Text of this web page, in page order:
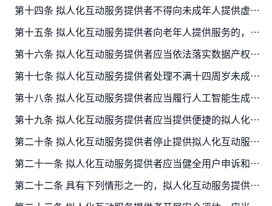
第十四条 拟人化互动服务提供者不得向未成年人提供虚拟亲属、虚拟伴侣等虚拟亲密关系的服务；向不满十四周岁未成年人提供其他拟人化互动服务的，应当取得未成年人的父母或者其他监护…
第十五条 拟人化互动服务提供者向老年人提供服务的，应当加强对老年人健康使用服务的指导，以显著方式提示安全风险，及时采取措施响应老年人使用服务相关咨询和求助，保障老年人依法…
第十六条 拟人化互动服务提供者应当依法落实数据产权等制度，采取数据加密、访问控制等措施保护用户交互数据安全。
第十七条 拟人化互动服务提供者处理不满十四周岁未成年人个人信息的，应当取得未成年人的父母或者其他监护人的同意。
第十八条 拟人化互动服务提供者应当履行人工智能生成合成内容标识义务，采取有效措施提示用户正在与人工智能服务而非自然人进行互动。
第十九条 拟人化互动服务提供者应当提供便捷的拟人化互动服务退出途径；用户通过窗口操作、语音控制、关键词输入等方式要求退出的，拟人化互动服务提供者应当及时停止服务，不得采取…
第二十条 拟人化互动服务提供者停止提供拟人化互动服务的，应当提前告知用户；无法提前告知的，应当及时发布停止服务公告。
第二十一条 拟人化互动服务提供者应当健全用户申诉和公众投诉、举报机制，设置便捷有效的申诉和投诉、举报入口，明确处理流程和反馈时限，及时受理、处理并反馈处理结果。
第二十二条 具有下列情形之一的，拟人化互动服务提供者应当开展安全评估，并向所在地省级网信部门提交评估报告，省级网信部门按程序与有关部门进行评估报告信息共享：